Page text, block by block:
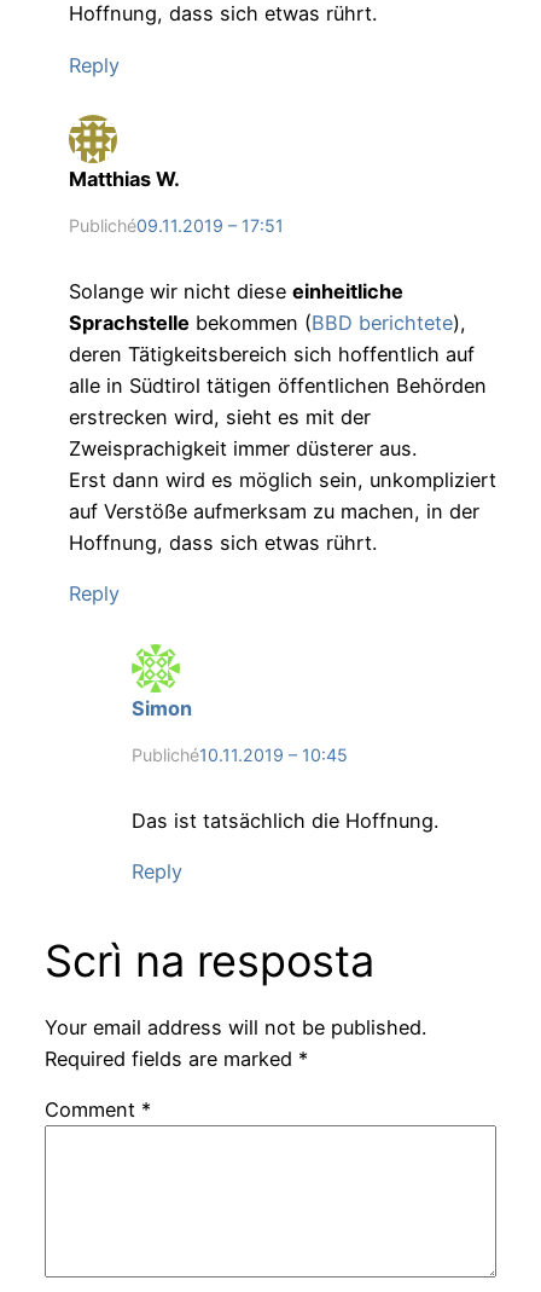
Hoffnung, dass sich etwas rührt.
Reply
Matthias W.
Publiché09.11.2019 – 17:51
Solange wir nicht diese einheitliche
Sprachstelle bekommen (BBD berichtete),
deren Tätigkeitsbereich sich hoffentlich auf
alle in Südtirol tätigen öffentlichen Behörden
erstrecken wird, sieht es mit der
Zweisprachigkeit immer düsterer aus.
Erst dann wird es möglich sein, unkompliziert
auf Verstöße aufmerksam zu machen, in der
Hoffnung, dass sich etwas rührt.
Reply
Simon
Publiché10.11.2019 – 10:45
Das ist tatsächlich die Hoffnung.
Reply
Scrì na resposta
Your email address will not be published.
Required fields are marked *
Comment *